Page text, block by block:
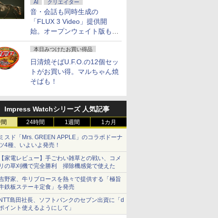
AI クリエイター
音・会話も同時生成の
「FLUX 3 Video」提供開
始。オープンウェイト版も計
画
本日みつけたお買い得品
日清焼そばU.F.O.の12個セッ
トがお買い得。マルちゃん焼
そばも！
Impress Watchシリーズ 人気記事
24時間 1週間 1カ月
スド「Mrs. GREEN APPLE」のコラボドーナ
4種、いよいよ発売！
家電レビュー】手ごわい雑草との戦い、コメ
の草刈機で完全勝利 掃除機感覚で使えた
野家、牛リブロースを熱々で提供する「極旨
鉄板ステーキ定食」を発売
島田社長、ソフトバンクのセブン出資に「d
イント使えるようにして」